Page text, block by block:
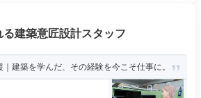
建築意匠設計スタッフ
建築を学んだ、その経験を今こそ仕事に。